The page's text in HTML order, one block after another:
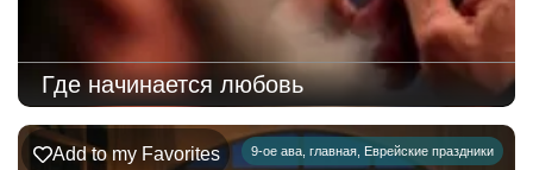
Где начинается любовь
9-ое ава главная Еврейские праздники
Add to my Favorites